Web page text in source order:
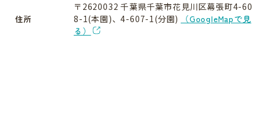
住所
〒2620032 千葉県千葉市花見川区幕張町4-60
8-1(本園)、4-607-1(分園)
（GoogleMapで見
る）